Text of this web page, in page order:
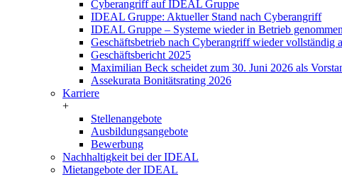
Cyberangriff auf IDEAL Gruppe
IDEAL Gruppe: Aktueller Stand nach Cyberangriff
IDEAL Gruppe – Systeme wieder in Betrieb
Geschäftsbetrieb nach Cyberangriff wieder vollständig
Geschäftsbericht 2025
Maximilian Beck scheidet zum 30. Juni 2026 als
Assekurata Bonitätsrating 2026
Karriere
+
Stellenangebote
Ausbildungsangebote
Bewerbung
Nachhaltigkeit bei der IDEAL
Mietangebote der IDEAL